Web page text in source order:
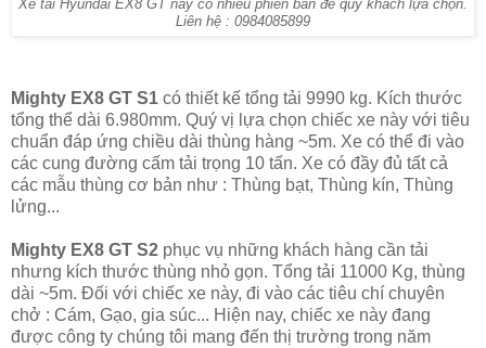
Xe tải Hyundai EX8 GT này có nhiều phiên bản để quý khách lựa chọn.
Liên hệ : 0984085899
Mighty EX8 GT S1 có thiết kế tổng tải 9990 kg. Kích thước
tổng thể dài 6.980mm. Quý vị lựa chọn chiếc xe này với tiêu
chuẩn đáp ứng chiều dài thùng hàng ~5m. Xe có thể đi vào
các cung đường cấm tải trọng 10 tấn. Xe có đầy đủ tất cả
các mẫu thùng cơ bản như : Thùng bạt, Thùng kín, Thùng
lửng...
Mighty EX8 GT S2 phục vụ những khách hàng cần tải
nhưng kích thước thùng nhỏ gọn. Tổng tải 11000 Kg, thùng
dài ~5m. Đối với chiếc xe này, đi vào các tiêu chí chuyên
chở : Cám, Gạo, gia súc... Hiện nay, chiếc xe này đang
được công ty chúng tôi mang đến thị trường trong năm